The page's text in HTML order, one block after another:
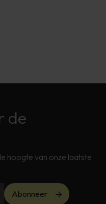
de
hoogte van onze laatste
Abonneer